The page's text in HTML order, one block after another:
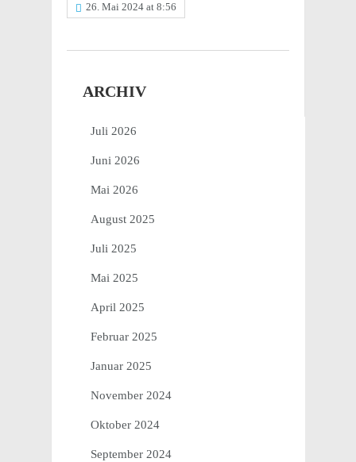
26. Mai 2024 at 8:56
ARCHIV
Juli 2026
Juni 2026
Mai 2026
August 2025
Juli 2025
Mai 2025
April 2025
Februar 2025
Januar 2025
November 2024
Oktober 2024
September 2024